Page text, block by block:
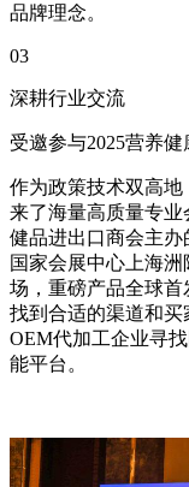
品牌理念。
03
深耕行业交流
受邀参与2025营养
作为政策技术双高
来了海量高质量专业
健品进出口商会主办
国家会展中心上海
场，重磅产品全球
找到合适的渠道和
OEM代加工企业寻
能平台。